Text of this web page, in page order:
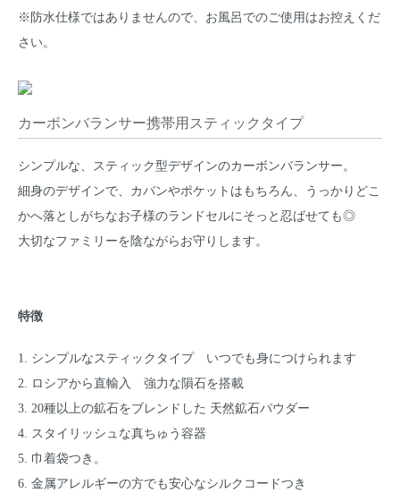
※防水仕様ではありませんので、お風呂でのご使用はお控えくだ
さい。
カーボンバランサー携帯用スティックタイプ
シンプルな、スティック型デザインのカーボンバランサー。
細身のデザインで、カバンやポケットはもちろん、うっかりどこ
かへ落としがちなお子様のランドセルにそっと忍ばせても◎
大切なファミリーを陰ながらお守りします。
特徴
1. シンプルなスティックタイプ いつでも身につけられます
2. ロシアから直輸入 強力な隕石を搭載
3. 20種以上の鉱石をブレンドした 天然鉱石パウダー
4. スタイリッシュな真ちゅう容器
5. 巾着袋つき。
6. 金属アレルギーの方でも安心なシルクコードつき